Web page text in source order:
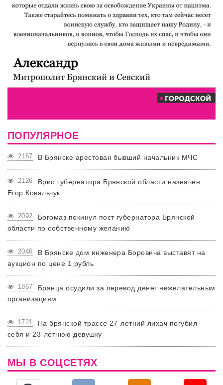
ПОПУЛЯРНОЕ
2167 В Брянске арестован бывший начальник МЧС
2126
Врио губернатора Брянской области назначен
Егор Ковальчук
2092
Богомаз покинул пост губернатора Брянской
области по собственному желанию
2046
В Брянске дом инженера Боровича выставят на
аукцион по цене 1 рубль
1867
Брянца осудили за перевод денег нежелательным
организациям
1721
На брянской трассе 27-летний лихач погубил
себя и 23-летнюю девушку
МЫ В СОЦСЕТЯХ